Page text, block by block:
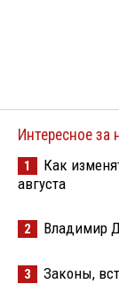
Интересное за
1
Как
августа
2 Владимир
3 Законы,